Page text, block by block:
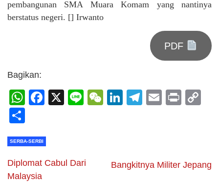
pembangunan SMA Muara Komam yang nantinya
berstatus negeri. [] Irwanto
PDF
Bagikan:
WhatsApp
Facebook
X LineWeChat
LinkedIn
Telegram
Email
Print
SERBA-SERBI
Diplomat Cabul Dari
Malaysia
Bangkitnya Militer Jepang